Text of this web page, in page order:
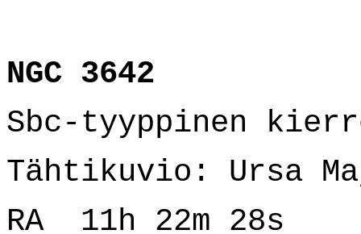
NGC 3642
Sbc-tyyppinen
Tähtikuvio: Ursa
RA 11h 22m 28s